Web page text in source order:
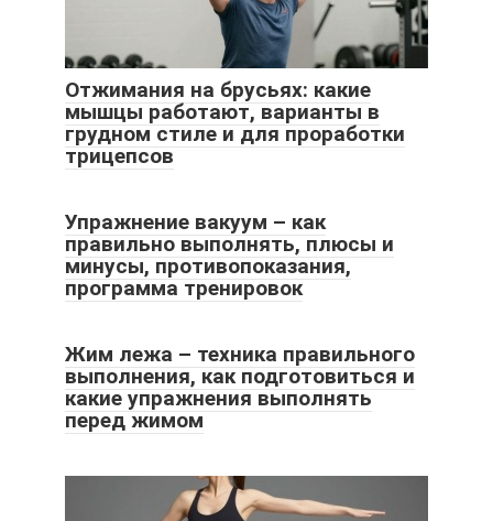
Отжимания на брусьях: какие
мышцы работают, варианты в
грудном стиле и для проработки
трицепсов
Упражнение вакуум – как
правильно выполнять, плюсы и
минусы, противопоказания,
программа тренировок
Жим лежа – техника правильного
выполнения, как подготовиться и
какие упражнения выполнять
перед жимом